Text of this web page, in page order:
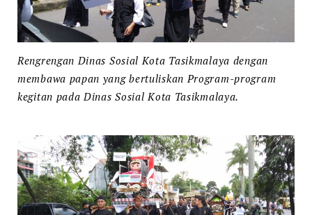
Rengrengan Dinas Sosial Kota Tasikmalaya dengan
membawa papan yang bertuliskan Program-program
kegitan pada Dinas Sosial Kota Tasikmalaya.